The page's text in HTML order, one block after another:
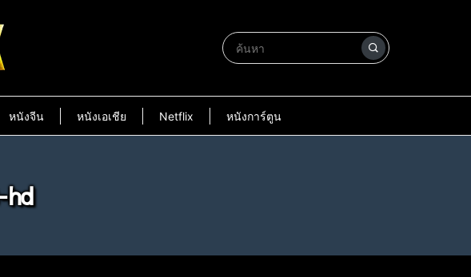
หนังจีน หนังเอเชีย Netflix หนังการ์ตูน